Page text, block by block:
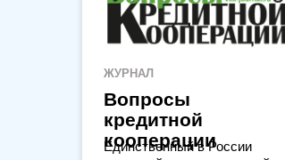
Единственный в России
ЖУРНАЛ
Вопросы
кредитной
кооперации